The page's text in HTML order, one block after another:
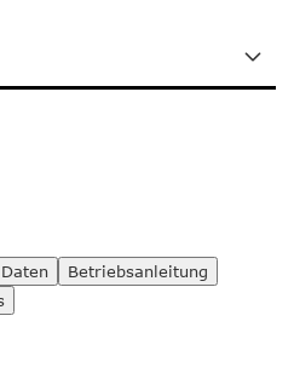
Betriebsanleitung